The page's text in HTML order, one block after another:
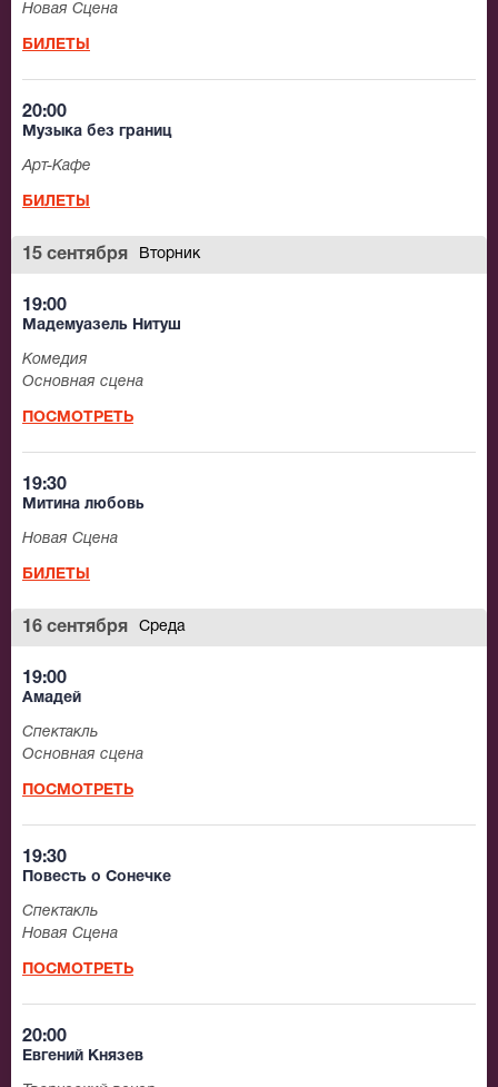
Новая Сцена
БИЛЕТЫ
20:00
Музыка без границ
Арт-Кафе
БИЛЕТЫ
15 сентября Вторник
19:00
Мадемуазель Нитуш
Комедия
Основная сцена
ПОСМОТРЕТЬ
19:30
Митина любовь
Новая Сцена
БИЛЕТЫ
16 сентября Среда
19:00
Амадей
Спектакль
Основная сцена
ПОСМОТРЕТЬ
19:30
Повесть о Сонечке
Спектакль
Новая Сцена
ПОСМОТРЕТЬ
20:00
Евгений Князев